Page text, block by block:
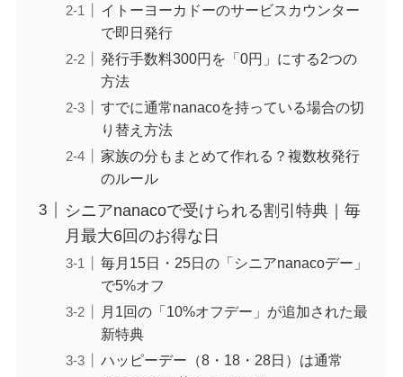
イトーヨーカドーのサービスカウンター
で即日発行
発行手数料300円を「0円」にする2つの
方法
すでに通常nanacoを持っている場合の切
り替え方法
家族の分もまとめて作れる？複数枚発行
のルール
シニアnanacoで受けられる割引特典｜毎
月最大6回のお得な日
毎月15日・25日の「シニアnanacoデー」
で5%オフ
月1回の「10%オフデー」が追加された最
新特典
ハッピーデー（8・18・28日）は通常